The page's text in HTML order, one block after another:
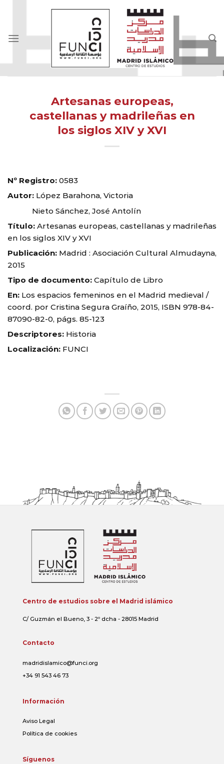
Artesanas europeas,
castellanas y madrileñas en
los siglos XIV y XVI
Nº Registro: 0583
Autor: López Barahona, Victoria
Nieto Sánchez, José Antolín
Título: Artesanas europeas, castellanas y madrileñas
en los siglos XIV y XVI
Publicación: Madrid : Asociación Cultural Almudayna,
2015
Tipo de documento: Capítulo de Libro
En: Los espacios femeninos en el Madrid medieval /
coord. por Cristina Segura Graíño, 2015, ISBN 978-84-
87090-82-0, págs. 85-123
Descriptores: Historia
Localización: FUNCI
Centro de estudios sobre el Madrid islámico
C/ Guzmán el Bueno, 3 - 2º dcha - 28015 Madrid
Contacto
madridislamico@funci.org
+34 91 543 46 73
Información
Aviso Legal
Política de cookies
Síguenos